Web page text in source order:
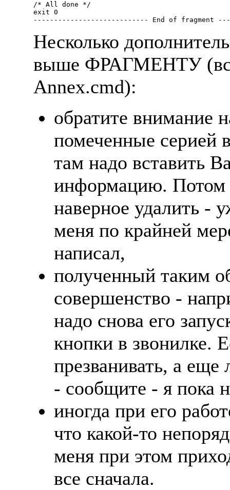
/* All done */
exit 0
Несколько
выше ФРАГМЕНТУ (все
Annex.cmd):
обратите внимание
помеченные серией
там надо вставить
информацию. Потом
наверное удалить -
меня по крайней
написал,
полученный таким
совершенство -
надо снова его
кнопки в звонилке.
презванивать, а
- сообщите - я пока
иногда при его
что какой-то
меня при этом
все сначала.